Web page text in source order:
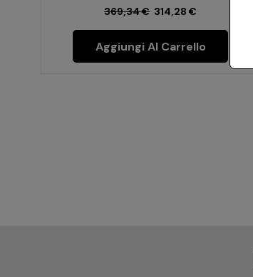
369,34€ 314,28€
Aggiungi Al Carrello